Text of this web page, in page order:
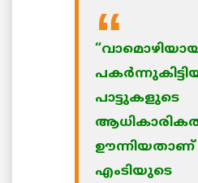
പാട്ടുകളുടെ
ഊന്നിയതാണ്
എംടിയുടെ